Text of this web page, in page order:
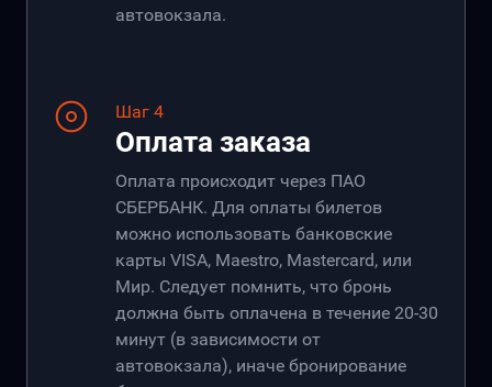
автовокзала.
Шаг 4
Оплата заказа
Оплата происходит через ПАО
СБЕРБАНК. Для оплаты билетов
можно использовать банковские
карты VISA, Maestro, Mastercard, или
Мир. Следует помнить, что бронь
должна быть оплачена в течение 20-30
минут (в зависимости от
автовокзала), иначе бронирование